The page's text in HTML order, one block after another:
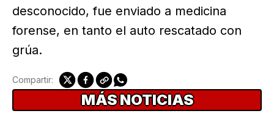
desconocido, fue enviado a medicina
forense, en tanto el auto rescatado con
grúa.
Compartir:
MÁS NOTICIAS